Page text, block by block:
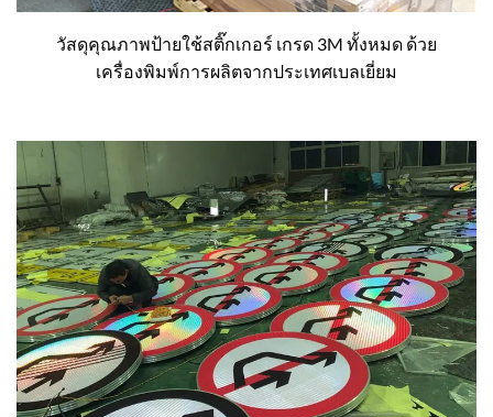
วัสดุคุณภาพป้ายใช้สติ๊กเกอร์ เกรด 3M ทั้งหมด ด้วย
เครื่องพิมพ์การผลิตจากประเทศเบลเยี่ยม